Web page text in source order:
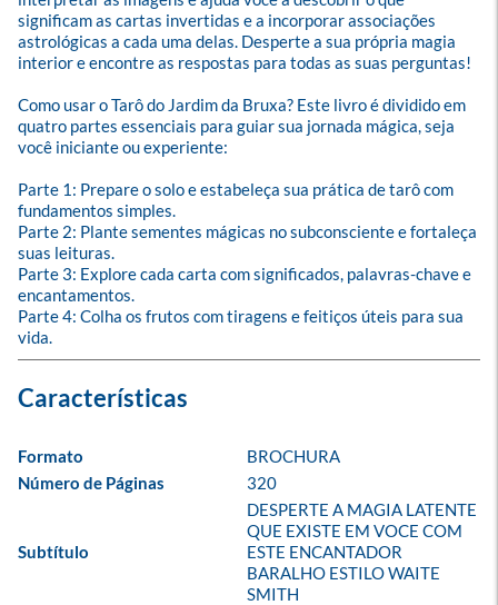
significam as cartas invertidas e a incorporar associações
astrológicas a cada uma delas. Desperte a sua própria magia
interior e encontre as respostas para todas as suas perguntas!
Como usar o Tarô do Jardim da Bruxa? Este livro é dividido em
quatro partes essenciais para guiar sua jornada mágica, seja
você iniciante ou experiente:
Parte 1: Prepare o solo e estabeleça sua prática de tarô com
fundamentos simples.
Parte 2: Plante sementes mágicas no subconsciente e fortaleça
suas leituras.
Parte 3: Explore cada carta com significados, palavras-chave e
encantamentos.
Parte 4: Colha os frutos com tiragens e feitiços úteis para sua
vida.
Formato
BROCHURA
Número de Páginas
320
Subtítulo
DESPERTE A MAGIA LATENTE
QUE EXISTE EM VOCE COM
ESTE ENCANTADOR
BARALHO ESTILO WAITE
SMITH